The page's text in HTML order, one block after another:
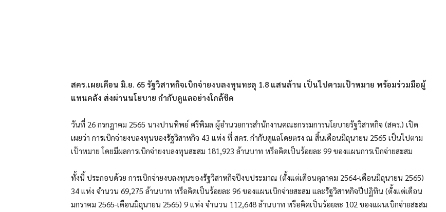
สคร.เผยเดือน มิ.ย. 65 รัฐวิสาหกิจเบิกจ่ายงบลงทุนทะลุ 1.8 แสนล้าน เป็นไปตามเป้าหมาย พร้อมร่วมมือผู้
แทนคลัง ส่งผ่านนโยบาย กำกับดูแลอย่างใกล้ชิด
วันที่ 26 กรกฎาคม 2565 นางปานทิพย์ ศรีพิมล ผู้อำนวยการสำนักงานคณะกรรมการนโยบายรัฐวิสาหกิจ (สคร.) เปิด
เผยว่า การเบิกจ่ายงบลงทุนของรัฐวิสาหกิจ 43 แห่ง ที่ สคร. กำกับดูแลโดยตรง ณ สิ้นเดือนมิถุนายน 2565 เป็นไปตาม
เป้าหมาย โดยมีผลการเบิกจ่ายงบลงทุนสะสม 181,923 ล้านบาท หรือคิดเป็นร้อยละ 99 ของแผนการเบิกจ่ายสะสม
ทั้งนี้ ประกอบด้วย การเบิกจ่ายงบลงทุนของรัฐวิสาหกิจปีงบประมาณ (ตั้งแต่เดือนตุลาคม 2564-เดือนมิถุนายน 2565)
34 แห่ง จำนวน 69,275 ล้านบาท หรือคิดเป็นร้อยละ 96 ของแผนเบิกจ่ายสะสม และรัฐวิสาหกิจปีปฏิทิน (ตั้งแต่เดือน
มกราคม 2565-เดือนมิถุนายน 2565) 9 แห่ง จำนวน 112,648 ล้านบาท หรือคิดเป็นร้อยละ 102 ของแผนเบิกจ่ายสะสม